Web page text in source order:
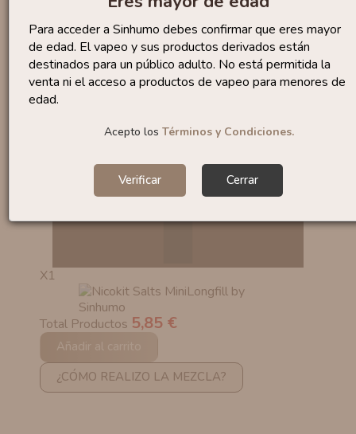
Para acceder a Sinhumo debes confirmar que eres mayor
de edad. El vapeo y sus productos derivados están
destinados para un público adulto. No está permitida la
venta ni el acceso a productos de vapeo para menores de
edad.
Acepto los Términos y Condiciones.
Verificar Cerrar
X1
Total Productos 5,85 €
Añadir al carrito
¿CÓMO REALIZO LA MEZCLA?